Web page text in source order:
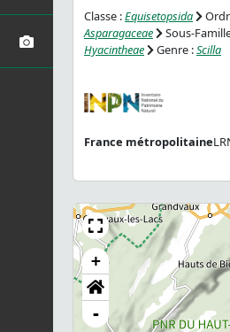
Classe :Equisetopsida
Asparagaceae
Sous-
Hyacintheae
Genre :Scilla
France métropolitaine
+
-